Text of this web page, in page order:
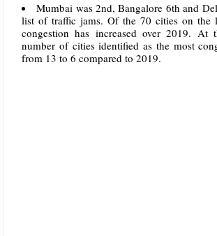
Mumbai was 2nd, Bangalore 6th and
list of traffic jams. Of the 70 cities on the
congestion has increased over 2019. At
number of cities identified as the most
from 13 to 6 compared to 2019.